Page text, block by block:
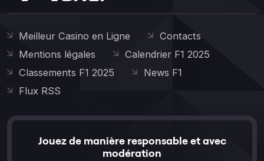
Meilleur Casino en Ligne
Contacts
Mentions légales
Calendrier F1 2025
Classements F1 2025
News F1
Flux RSS
Jouez de manière responsable et avec
modération